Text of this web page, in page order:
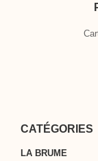
CATÉGORIES
LA BRUME